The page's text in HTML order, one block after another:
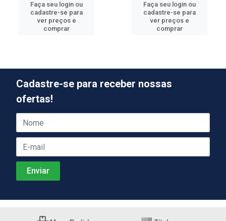
Faça seu login ou
cadastre-se para
ver preços e
comprar
Faça seu login ou
cadastre-se para
ver preços e
comprar
Cadastre-se para receber nossas
ofertas!